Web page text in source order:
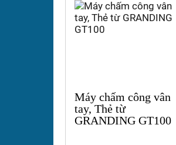
Máy chấm công vân
tay, Thẻ từ
GRANDING GT100